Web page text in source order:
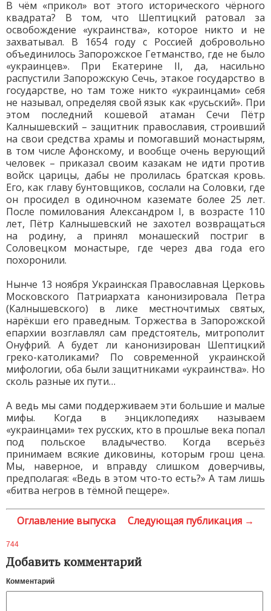
В чём «прикол» вот этого исторического чёрного
квадрата? В том, что Шептицкий ратовал за
освобождение «украинства», которое никто и не
захватывал. В 1654 году с Россией добровольно
объединилось Запорожское Гетманство, где не было
«украинцев». При Екатерине II, да, насильно
распустили Запорожскую Сечь, этакое государство в
государстве, но там тоже никто «украинцами» себя
не называл, определяя свой язык как «русьский». При
этом последний кошевой атаман Сечи Пётр
Калнышевский – защитник православия, строивший
на свои средства храмы и помогавший монастырям,
в том числе Афонскому, и вообще очень верующий
человек – приказал своим казакам не идти против
войск царицы, дабы не пролилась братская кровь.
Его, как главу бунтовщиков, сослали на Соловки, где
он просидел в одиночном каземате более 25 лет.
После помилования Александром I, в возрасте 110
лет, Пётр Калнышевский не захотел возвращаться
на родину, а принял монашеский постриг в
Соловецком монастыре, где через два года его
похоронили.
Нынче 13 ноября Украинская Православная Церковь
Московского Патриархата канонизировала Петра
(Калнышевского) в лике местночтимых святых,
нарёкши его праведным. Торжества в Запорожской
епархии возглавлял сам предстоятель, митрополит
Онуфрий. А будет ли канонизирован Шептицкий
греко-католиками? По современной украинской
мифологии, оба были защитниками «украинства». Но
сколь разные их пути…
А ведь мы сами поддерживаем эти большие и малые
мифы. Когда в энциклопедиях называем
«украинцами» тех русских, кто в прошлые века попал
под польское владычество. Когда всерьёз
принимаем всякие диковины, которым грош цена.
Мы, наверное, и вправду слишком доверчивы,
предполагая: «Ведь в этом что-то есть?» А там лишь
«битва негров в тёмной пещере».
Оглавление выпуска Следующая публикация →
744
Добавить комментарий
Комментарий